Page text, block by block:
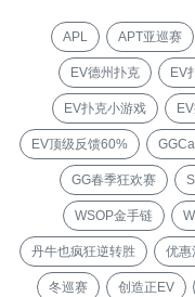
APL APT亚巡赛
EV德州扑克 EV
EV扑克小游戏
EV顶级反馈60%
GG春季狂欢赛
WSOP金手链
丹牛也疯狂逆转胜 优惠
冬巡赛 创造正EV